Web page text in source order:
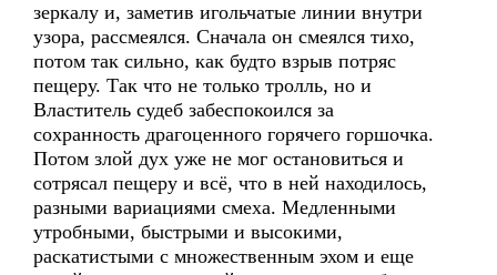
зеркалу и, заметив игольчатые линии внутри
узора, рассмеялся. Сначала он смеялся тихо,
потом так сильно, как будто взрыв потряс
пещеру. Так что не только тролль, но и
Властитель судеб забеспокоился за
сохранность драгоценного горячего горшочка.
Потом злой дух уже не мог остановиться и
сотрясал пещеру и всё, что в ней находилось,
разными вариациями смеха. Медленными
утробными, быстрыми и высокими,
раскатистыми с множественным эхом и еще